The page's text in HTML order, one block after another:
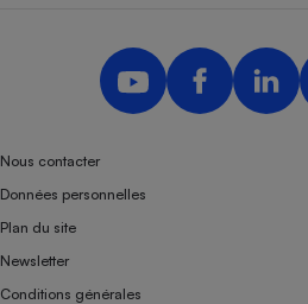
Nous contacter
Données personnelles
Plan du site
Newsletter
Conditions générales